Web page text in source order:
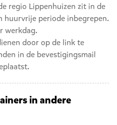
regio Lippenhuizen zit in de
huurvrije periode inbegrepen.
werkdag.
door op de link te
in de bevestigingsmail
in andere